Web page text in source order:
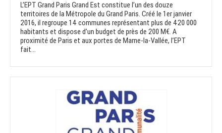
L’EPT Grand Paris Grand Est constitue l’un des douze
territoires de la Métropole du Grand Paris. Créé le 1er janvier
2016, il regroupe 14 communes représentant plus de 420 000
habitants et dispose d’un budget de près de 200 M€. A
proximité de Paris et aux portes de Marne-la-Vallée, l’EPT
fait...